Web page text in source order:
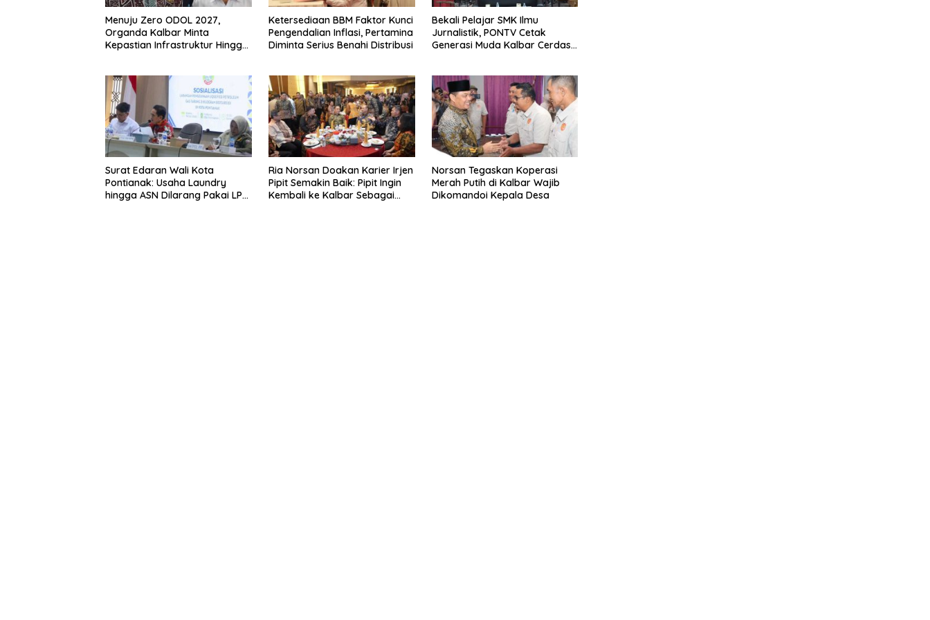
Menuju Zero ODOL 2027,
Organda Kalbar Minta
Kepastian Infrastruktur Hingga
Ketersediaan BBM Faktor Kunci
Pengendalian Inflasi, Pertamina
Diminta Serius Benahi Distribusi
Bekali Pelajar SMK Ilmu
Jurnalistik, PONTV Cetak
Generasi Muda Kalbar Cerdas
Surat Edaran Wali Kota
Pontianak: Usaha Laundry
hingga ASN Dilarang Pakai LPG
Ria Norsan Doakan Karier Irjen
Pipit Semakin Baik: Pipit Ingin
Kembali ke Kalbar Sebagai
Norsan Tegaskan Koperasi
Merah Putih di Kalbar Wajib
Dikomandoi Kepala Desa